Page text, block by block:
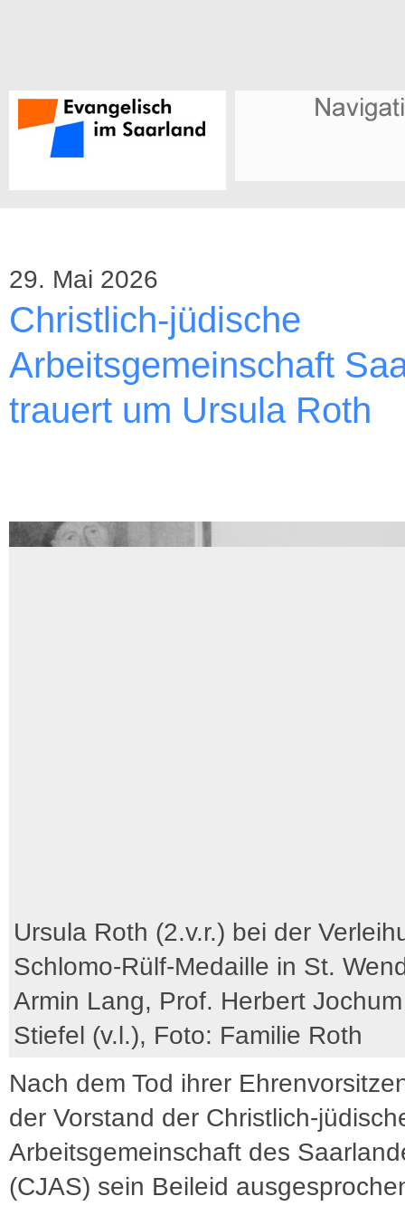
29. Mai 2026
Christlich-jüdische
Arbeitsgemeinschaft
trauert um Ursula Roth
Ursula Roth (2.v.r.) bei der
Schlomo-Rülf-Medaille in St.
Armin Lang, Prof. Herbert
Stiefel (v.l.), Foto: Familie Roth
Nach dem Tod ihrer
der Vorstand der Christlich-
Arbeitsgemeinschaft des
(CJAS) sein Beileid